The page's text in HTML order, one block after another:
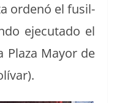
ordenó el fusil­
eje­cu­ta­do el
Plaza May­or de